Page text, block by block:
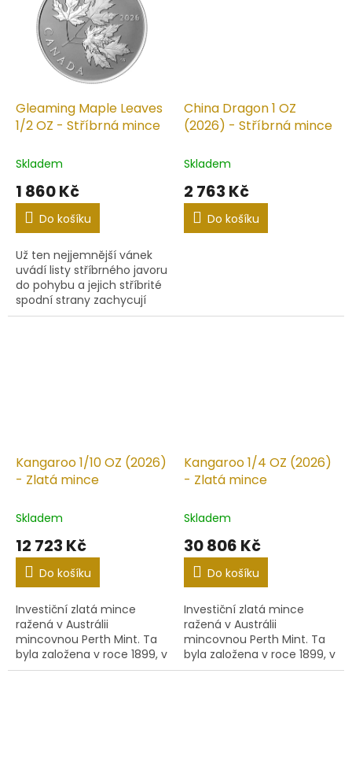
Gleaming Maple Leaves
1/2 OZ - Stříbrná mince
Skladem
1 860 Kč
Do košíku
Už ten nejjemnější vánek
uvádí listy stříbrného javoru
do pohybu a jejich stříbrité
spodní strany zachycují
světlo, zatímco se jemně
China Dragon 1 OZ
(2026) - Stříbrná mince
Skladem
2 763 Kč
Do košíku
Kangaroo 1/10 OZ (2026)
- Zlatá mince
Skladem
12 723 Kč
Do košíku
Investiční zlatá mince
ražená v Austrálii
mincovnou Perth Mint. Ta
byla založena v roce 1899, v
té době jako pobočka
Kangaroo 1/4 OZ (2026)
- Zlatá mince
Skladem
30 806 Kč
Do košíku
Investiční zlatá mince
ražená v Austrálii
mincovnou Perth Mint. Ta
byla založena v roce 1899, v
té době jako pobočka